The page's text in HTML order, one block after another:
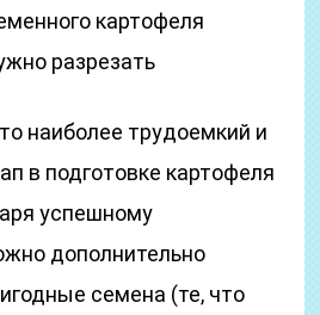
картофеля
разрезать
наиболее трудоемкий и
в подготовке картофеля
успешному
дополнительно
семена (те, что